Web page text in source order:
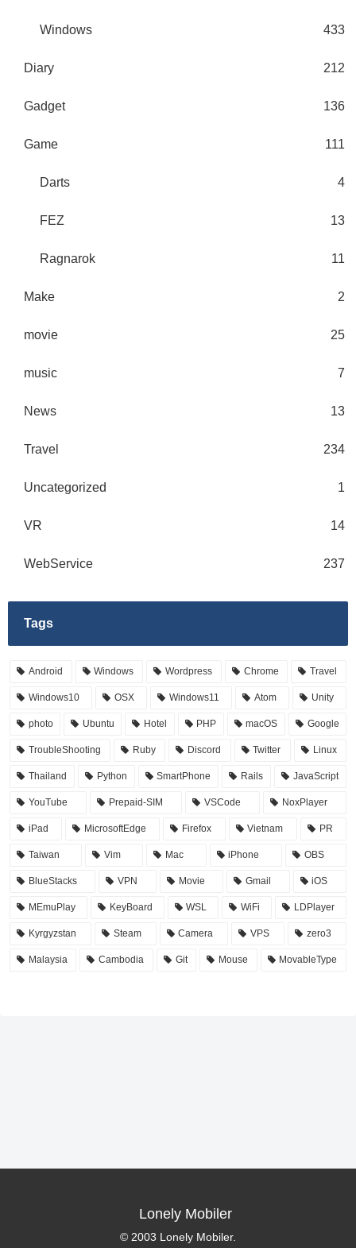
Windows 433
Diary 212
Gadget 136
Game 111
Darts 4
FEZ 13
Ragnarok 11
Make 2
movie 25
music 7
News 13
Travel 234
Uncategorized 1
VR 14
WebService 237
Tags
Android Windows Wordpress Chrome Travel
Windows10 OSX Windows11 Atom Unity
photo Ubuntu Hotel PHP macOS Google
TroubleShooting Ruby Discord Twitter Linux
Thailand Python SmartPhone Rails JavaScript
YouTube Prepaid-SIM VSCode NoxPlayer
iPad MicrosoftEdge Firefox Vietnam PR
Taiwan Vim Mac iPhone OBS
BlueStacks VPN Movie Gmail iOS
MEmuPlay KeyBoard WSL WiFi LDPlayer
Kyrgyzstan Steam Camera VPS zero3
Malaysia Cambodia Git Mouse MovableType
Lonely Mobiler
© 2003 Lonely Mobiler.